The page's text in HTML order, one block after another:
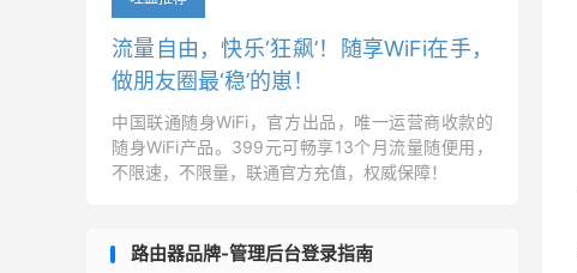
流量自由，快乐‘狂飙’！随享WiFi在手，
做朋友圈最‘稳’的崽！
中国联通随身WiFi，官方出品，唯一运营商收款的
随身WiFi产品。399元可畅享13个月流量随便用，
不限速，不限量，联通官方充值，权威保障！
路由器品牌-管理后台登录指南